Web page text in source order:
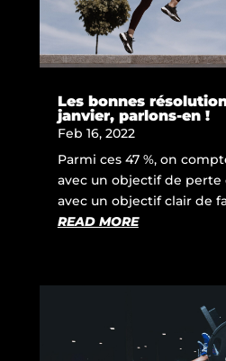
Les bonnes
janvier, parlons-en !
Feb 16, 2022
Parmi ces 47 %, on
avec un objectif de perte
avec un objectif clair de
READ MORE